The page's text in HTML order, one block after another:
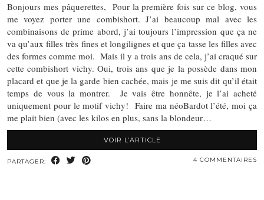
Bonjours mes pâquerettes, Pour la première fois sur ce blog, vous
me voyez porter une combishort. J’ai beaucoup mal avec les
combinaisons de prime abord, j’ai toujours l’impression que ça ne
va qu’aux filles très fines et longilignes et que ça tasse les filles avec
des formes comme moi. Mais il y a trois ans de cela, j’ai craqué sur
cette combishort vichy. Oui, trois ans que je la possède dans mon
placard et que je la garde bien cachée, mais je me suis dit qu’il était
temps de vous la montrer. Je vais être honnête, je l’ai acheté
uniquement pour le motif vichy! Faire ma néoBardot l’été, moi ça
me plait bien (avec les kilos en plus, sans la blondeur…
VOIR L’ARTICLE
PARTAGER: 4 COMMENTAIRES